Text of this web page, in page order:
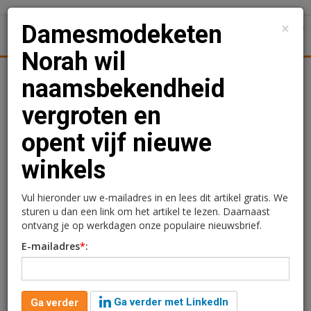
Logistiek Juridisch | Fiscaal
Damesmodeketen Norah
wil naamsbekendheid
vergroten en
opent vijf nieuwe winkels
2 jaar geleden aangepast
Damesmodeketen Norah opent vijf nieuwe
winkels. Daarmee zet het bedrijf in op de groei van
×
Damesmodeketen
Norah wil
naamsbekendheid
vergroten en
opent vijf nieuwe
winkels
Vul hieronder uw e-mailadres in en lees dit artikel gratis. We
sturen u dan een link om het artikel te lezen. Daarnaast
ontvang je op werkdagen onze populaire nieuwsbrief.
E-mailadres*:
Ga verder
Ga verder met LinkedIn